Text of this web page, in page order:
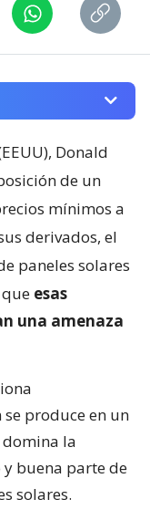
Donald
de un
mínimos a
derivados, el
paneles solares
esas
una amenaza
produce en un
domina la
buena parte de
solares.